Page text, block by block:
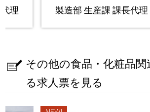
理 製造部 生産課 課長代理
その他の食品・化粧品
る求人票を見る